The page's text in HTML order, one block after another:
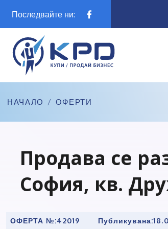
Последвайте ни:
НАЧАЛО / ОФЕРТИ
Продава се
София, кв.
ОФЕРТА №:42019 Публикувана: